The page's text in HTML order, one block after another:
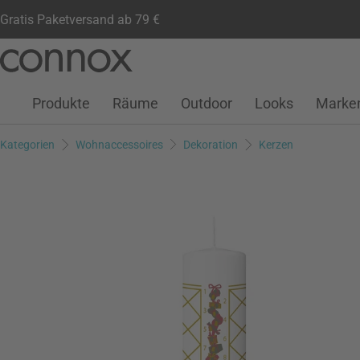
Gratis Paketversand ab 79 €
Seiteninhalt
Suchfeld
Kundenkonto
Wunschliste
Warenkorb
Produkte Räume Outdoor Looks
Kategorien Wohnaccessoires Dekoration Kerzen